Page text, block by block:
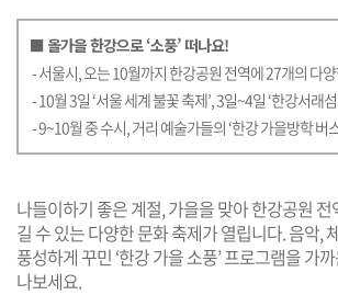
■ 올가을 한강으로 ‘소풍’ 떠나요!
- 서울시, 오는 10월까지 한강공원 전역에 27개의 다
- 10월 3일 ‘서울 세계 불꽃 축제’, 3일~4일 ‘한강서래
- 9~10월 중 수시, 거리 예술가들의 ‘한강 가을방학 버
나들이하기 좋은 계절, 가을을 맞아 한강공원
길 수 있는 다양한 문화 축제가 열립니다. 음악,
풍성하게 꾸민 ‘한강 가을 소풍’ 프로그램을 가
나보세요.